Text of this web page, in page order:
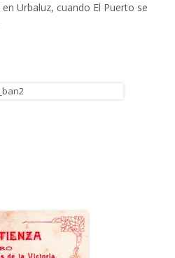
en Urbaluz, cuando El Puerto se